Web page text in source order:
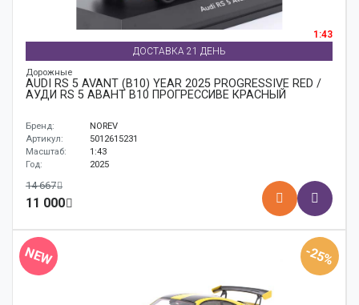
1:43
ДОСТАВКА 21 ДЕНЬ
Дорожные
AUDI RS 5 AVANT (B10) YEAR 2025 PROGRESSIVE RED /
АУДИ RS 5 АВАНТ B10 ПРОГРЕССИВЕ КРАСНЫЙ
Бренд:
NOREV
Артикул:
5012615231
Масштаб:
1:43
Год:
2025
14 667
11 000
NEW -25%